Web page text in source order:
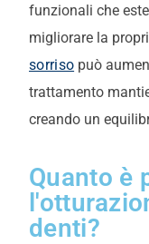
funzionali che
migliorare la
sorriso può
trattamento
creando un
Quanto è
denti?